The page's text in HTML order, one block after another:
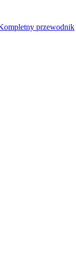
przewodnik